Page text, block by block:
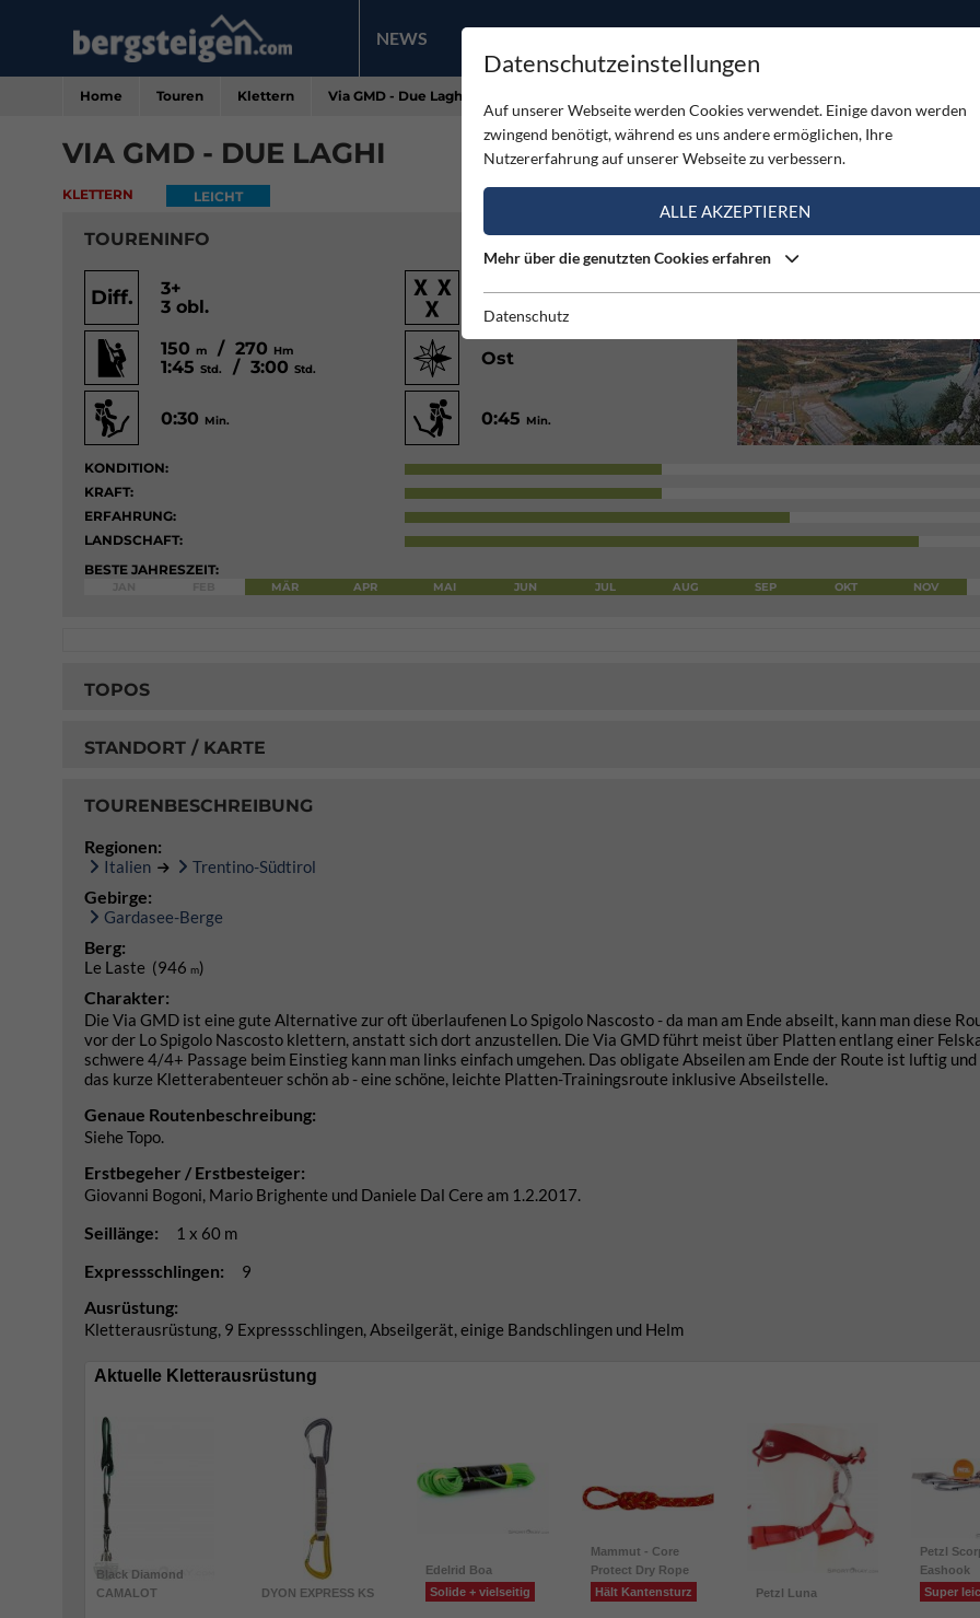
NEWS PRODUKTE
Home Touren Klettern Via GMD - Due Laghi
VIA GMD - DUE LAGHI
KLETTERN LEICHT
TOURENINFO
Diff.
3+
3 obl.
Gut
150m / 270 Hm
1:45Std. / 3:00Std.
Ost
0:30 Min. 0:45 Min.
KONDITION:
KRAFT:
ERFAHRUNG:
LANDSCHAFT:
BESTE JAHRESZEIT:
MÄR APR MAI JUN JUL AUG SEP OKT NOV
TOPOS
STANDORT / KARTE
TOURENBESCHREIBUNG
Regionen:
Italien Trentino-Südtirol
Gebirge:
Gardasee-Berge
Berg:
Le Laste (946 m)
Charakter:
Die Via GMD ist eine gute Alternative zur oft überlaufenen Lo Spigolo Nascosto - da man am Ende abseilt, kann man diese
vor der Lo Spigolo Nascosto klettern, anstatt sich dort anzustellen. Die Via GMD führt meist über Platten entlang einer
schwere 4/4+ Passage beim Einstieg kann man links einfach umgehen. Das obligate Abseilen am Ende der Route ist luftig
das kurze Kletterabenteuer schön ab - eine schöne, leichte Platten-Trainingsroute inklusive Abseilstelle.
Genaue Routenbeschreibung:
Siehe Topo.
Erstbegeher / Erstbesteiger:
Giovanni Bogoni, Mario Brighente und Daniele Dal Cere am 1.2.2017.
Seillänge: 1 x 60 m
Expressschlingen: 9
Ausrüstung:
Kletterausrüstung, 9 Expressschlingen, Abseilgerät, einige Bandschlingen und Helm
Aktuelle Kletterausrüstung
Black Diamond
CAMALOT
DYON EXPRESS KS
Edelrid Boa
Solide + vielseitig
Mammut - Core
Protect Dry Rope
Hält Kantensturz
Petzl Luna
Petzl
Eashook
Super
Datenschutzeinstellungen
Auf unserer Webseite werden Cookies verwendet. Einige davon werden
zwingend benötigt, während es uns andere ermöglichen, Ihre
Nutzererfahrung auf unserer Webseite zu verbessern.
ALLE AKZEPTIEREN
Mehr über die genutzten Cookies erfahren
Datenschutz